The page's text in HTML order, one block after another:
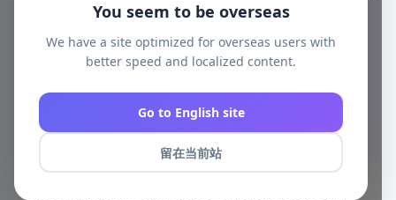
You seem to be overseas
We have a site optimized for overseas users with
better speed and localized content.
Go to English site
留在当前站